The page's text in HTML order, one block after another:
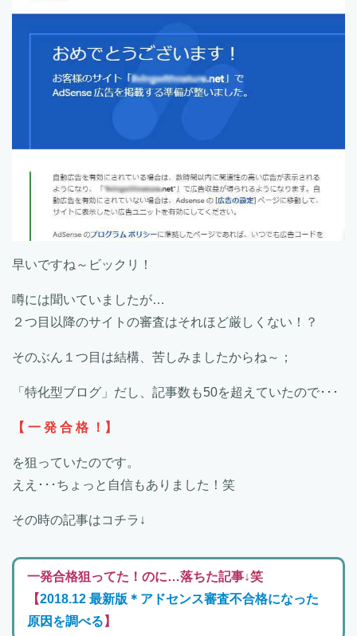
早いですね～ビックリ！
噂には聞いていましたが…
２つ目以降のサイトの審査はそれほど厳しくない！？
そのぶん１つ目は結構、苦しみましたからね～；
「特化型ブログ」だし、記事数も50を超えていたので･･･
【 一 発 合 格 ！】
を狙っていたのです。
ええ･･･ちょっと自信もありました！笑
その時の記事はコチラ↓
一発合格狙ってた！のに…落ちた記事↓笑
【2018.12 最新版＊アドセンス審査不合格になった
原因を調べる 】